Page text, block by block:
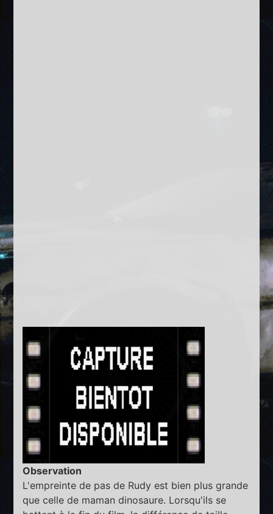
Observation
L'empreinte de pas de Rudy est bien plus grande
que celle de maman dinosaure. Lorsqu'ils se